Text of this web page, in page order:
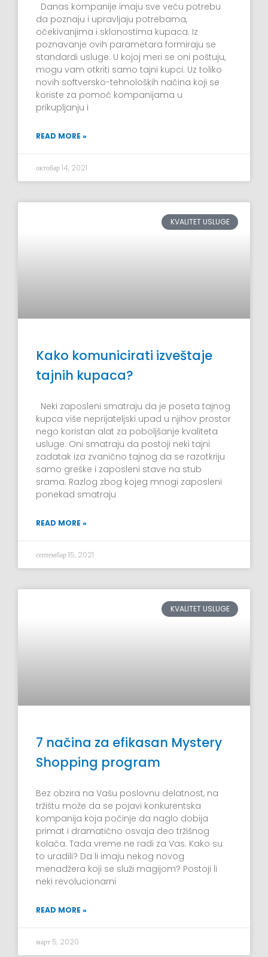
Danas kompanije imaju sve veću potrebu
da poznaju i upravljaju potrebama,
očekivanjima i sklonostima kupaca. Iz
poznavanje ovih parametara formiraju se
standardi usluge. U kojoj meri se oni poštuju,
mogu vam otkriti samo tajni kupci. Uz toliko
novih softversko-tehnoloških načina koji se
koriste za pomoć kompanijama u
prikupljanju i
READ MORE »
октобар 14, 2021
KVALITET USLUGE
Kako komunicirati izveštaje
tajnih kupaca?
Neki zaposleni smatraju da je poseta tajnog
kupca više neprijateljski upad u njihov prostor
nego koristan alat za poboljšanje kvaliteta
usluge. Oni smatraju da postoji neki tajni
zadatak iza zvanično tajnog da se razotkriju
samo greške i zaposleni stave na stub
srama. Razlog zbog kojeg mnogi zaposleni
ponekad smatraju
READ MORE »
септембар 15, 2021
KVALITET USLUGE
7 načina za efikasan Mystery
Shopping program
Bez obzira na Vašu poslovnu delatnost, na
tržištu može da se pojavi konkurentska
kompanija koja počinje da naglo dobija
primat i dramatično osvaja deo tržišnog
kolača. Tada vreme ne radi za Vas. Kako su
to uradili? Da li imaju nekog novog
menadžera koji se služi magijom? Postoji li
neki revolucionarni
READ MORE »
март 5, 2020